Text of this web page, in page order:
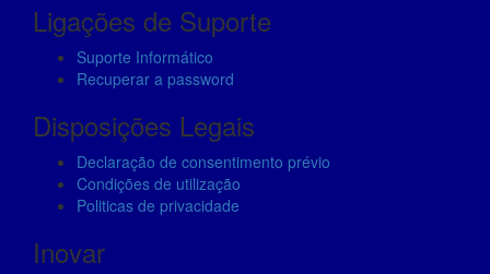
Ligações de Suporte
Suporte Informático
Recuperar a password
Disposições Legais
Declaração de consentimento prévio
Condições de utilização
Politicas de privacidade
Inovar
Marketing
By sharing
interests
behavior as
you visit our
increase the
chance of